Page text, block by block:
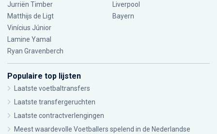
Jurriën Timber
Matthijs de Ligt
Vinícius Júnior
Lamine Yamal
Ryan Gravenberch
Liverpool
Bayern
Populaire top lijsten
Laatste voetbaltransfers
Laatste transfergeruchten
Laatste contractverlengingen
Meest waardevolle Voetballers spelend in de Nederlandse